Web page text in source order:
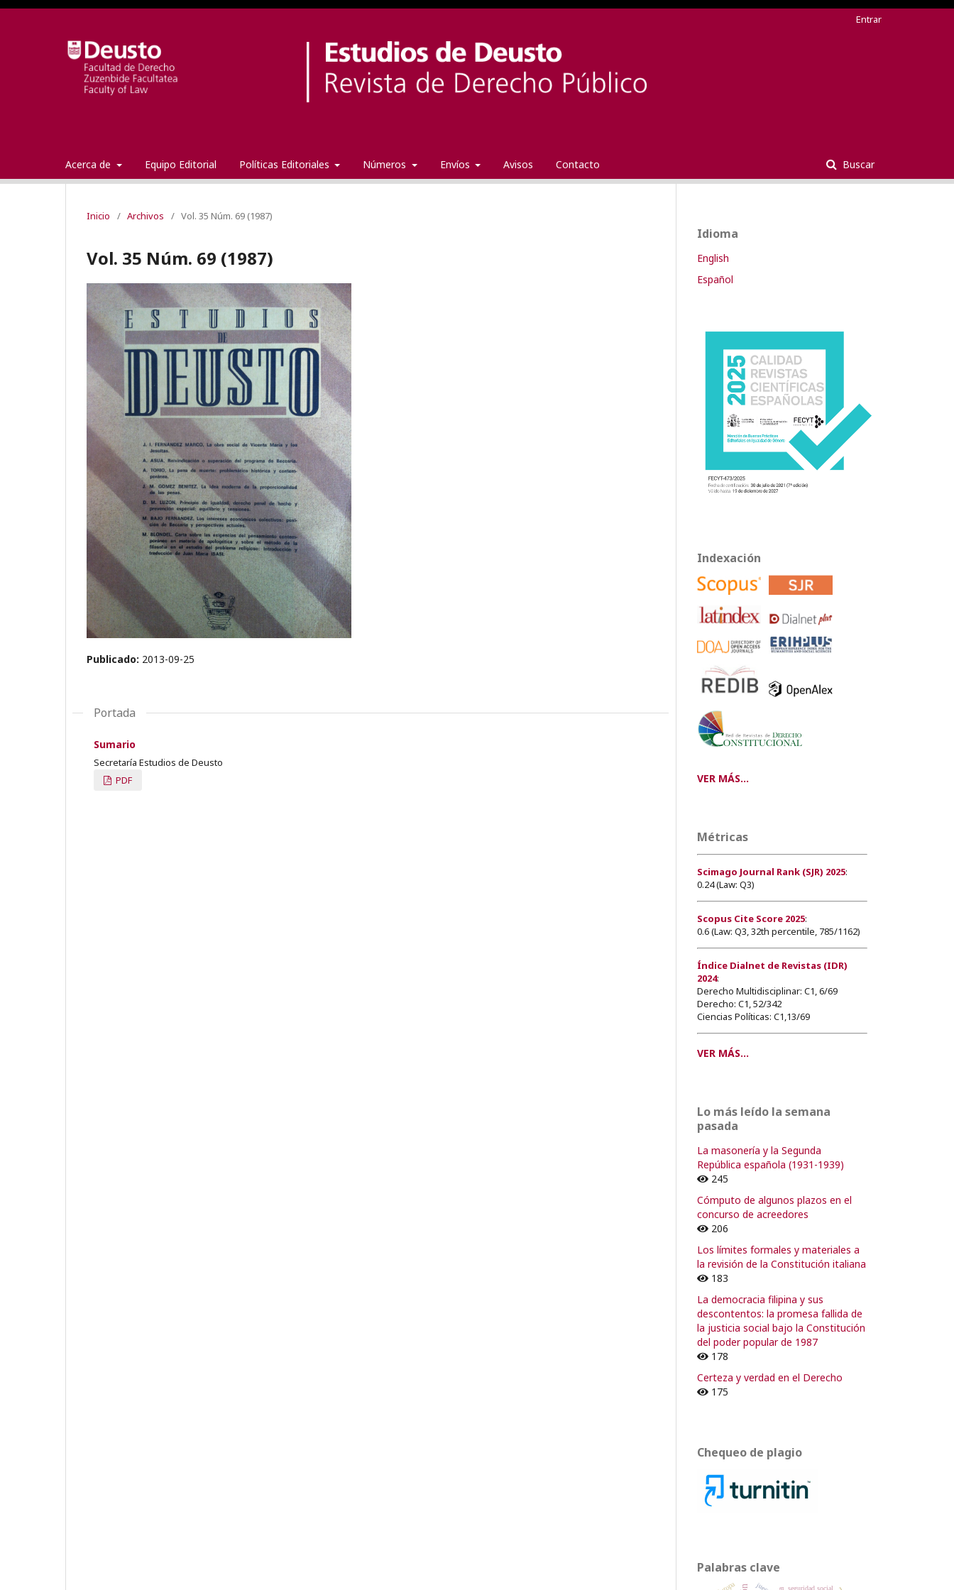
Acerca de Equipo Editorial Políticas Editoriales Números Envíos Avisos Contacto Buscar
Entrar
Inicio / Archivos / Vol. 35 Núm. 69 (1987)
Vol. 35 Núm. 69 (1987)
Publicado: 2013-09-25
Portada
Sumario
Secretaría Estudios de Deusto
PDF
Idioma
English
Español
Indexación
VER MÁS...
Métricas
Scimago Journal Rank (SJR) 2025:
0.24 (Law: Q3)
Scopus Cite Score 2025:
0.6 (Law: Q3, 32th percentile, 785/1162)
Índice Dialnet de Revistas (IDR)
2024:
Derecho Multidisciplinar: C1, 6/69
Derecho: C1, 52/342
Ciencias Políticas: C1,13/69
VER MÁS...
Lo más leído la semana
pasada
La masonería y la Segunda
República española (1931-1939)
245
Cómputo de algunos plazos en el
concurso de acreedores
206
Los límites formales y materiales a
la revisión de la Constitución italiana
183
La democracia filipina y sus
descontentos: la promesa fallida de
la justicia social bajo la Constitución
del poder popular de 1987
178
Certeza y verdad en el Derecho
175
Chequeo de plagio
Palabras clave
seguridad social